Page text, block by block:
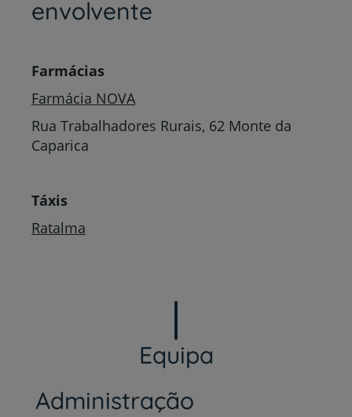
envolvente
Farmácias
Farmácia NOVA
Rua Trabalhadores Rurais, 62 Monte da
Caparica
Táxis
Ratalma
Equipa
Administração